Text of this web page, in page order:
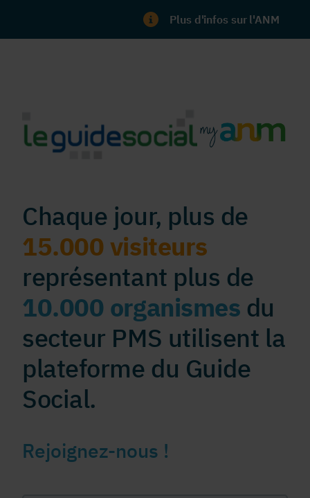
Plus d'infos sur l'ANM
Chaque jour, plus de
15.000 visiteurs
représentant plus de
10.000 organismes du
secteur PMS utilisent la
plateforme du Guide
Social.
Rejoignez-nous !